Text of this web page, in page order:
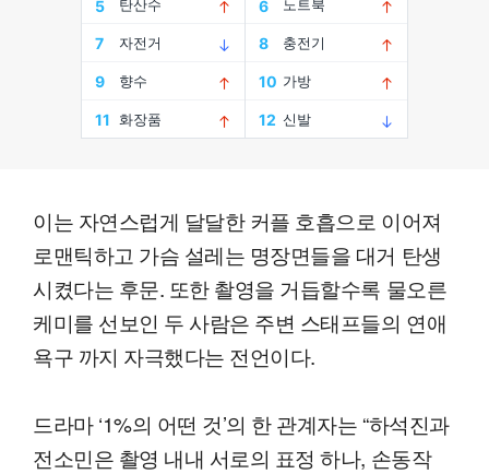
이는 자연스럽게 달달한 커플 호흡으로 이어져
로맨틱하고 가슴 설레는 명장면들을 대거 탄생
시켰다는 후문. 또한 촬영을 거듭할수록 물오른
케미를 선보인 두 사람은 주변 스태프들의 연애
욕구 까지 자극했다는 전언이다.
드라마 ‘1%의 어떤 것’의 한 관계자는 “하석진과
전소민은 촬영 내내 서로의 표정 하나, 손동작